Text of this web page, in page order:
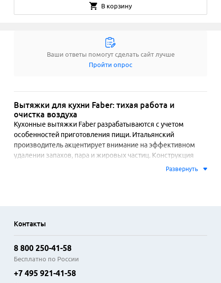
В корзину
Ваши ответы помогут сделать сайт лучше
Пройти опрос
Вытяжки для кухни Faber: тихая работа и
очистка воздуха
Кухонные вытяжки Faber разрабатываются с учетом
особенностей приготовления пищи. Итальянский
производитель акцентирует внимание на эффективном
удалении запахов, пара и жировых частиц. Конструкция
многих моделей включает систему фильтрации с
В ассортименте представлены встраиваемые, купольные,
наклонные и островные модели. Это позволяет подобрать
устройство для разных планировок кухни и стилей
интерьера. Особенностью ряда вытяжек является низкий
уровень шума при высокой производительности.
Развернуть
Контакты
8 800 250-41-58
Бесплатно по России
+7 495 921-41-58